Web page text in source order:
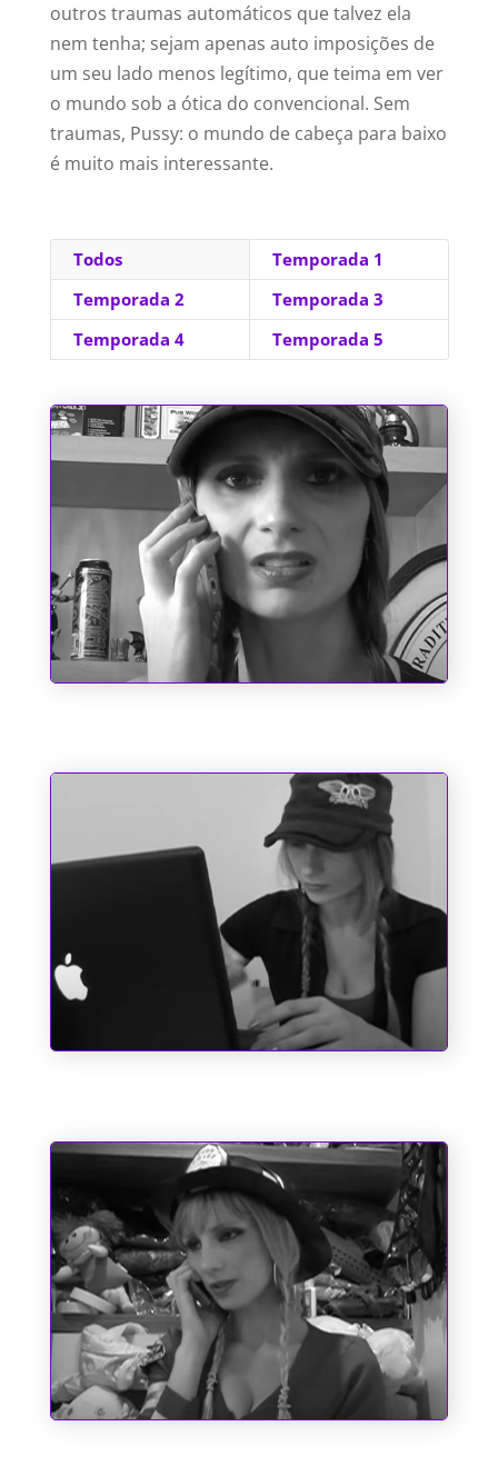
outros traumas automáticos que talvez ela
nem tenha; sejam apenas auto imposições de
um seu lado menos legítimo, que teima em ver
o mundo sob a ótica do convencional. Sem
traumas, Pussy: o mundo de cabeça para baixo
é muito mais interessante.
Todos
Temporada 1
Temporada 2
Temporada 3
Temporada 4
Temporada 5